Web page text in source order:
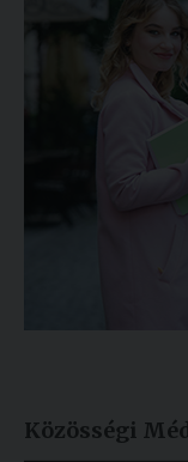
Közösségi